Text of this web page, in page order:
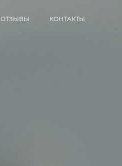
ОТЗЫВЫ КОНТАКТЫ